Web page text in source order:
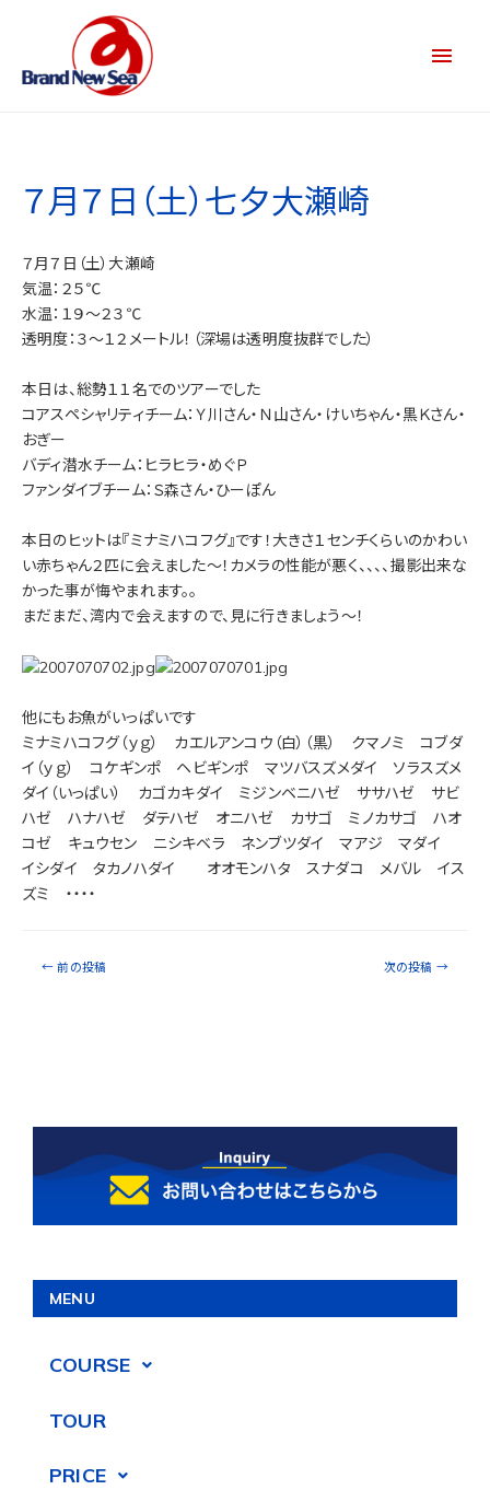
７月７日（土）七夕大瀬崎
７月７日（土）大瀬崎
気温：２５℃
水温：１９～２３℃
透明度：３～１２メートル！（深場は透明度抜群でした）
本日は、総勢１１名でのツアーでした
コアスペシャリティチーム：Ｙ川さん・Ｎ山さん・けいちゃん・黒Ｋさん・
おぎー
バディ潜水チーム：ヒラヒラ・めぐＰ
ファンダイブチーム：Ｓ森さん・ひーぽん
本日のヒットは『ミナミハコフグ』です！大きさ１センチくらいのかわい
い赤ちゃん２匹に会えました～！カメラの性能が悪く、、、、撮影出来な
かった事が悔やまれます。。
まだまだ、湾内で会えますので、見に行きましょう～！
他にもお魚がいっぱいです
ミナミハコフグ（ｙｇ） カエルアンコウ（白）（黒） クマノミ コブダ
イ（ｙｇ） コケギンポ ヘビギンポ マツバスズメダイ ソラスズメ
ダイ（いっぱい） カゴカキダイ ミジンベニハゼ ササハゼ サビ
ハゼ ハナハゼ ダテハゼ オニハゼ カサゴ ミノカサゴ ハオ
コゼ キュウセン ニシキベラ ネンブツダイ マアジ マダイ
イシダイ タカノハダイ オオモンハタ スナダコ メバル イス
ズミ ・・・・
← 前の投稿 次の投稿 →
MENU
COURSE
TOUR
PRICE